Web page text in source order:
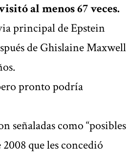
al menos 67 veces.
principal de Epstein
de Ghislaine Maxwell
pronto podría
señaladas como “posibles
que les concedió